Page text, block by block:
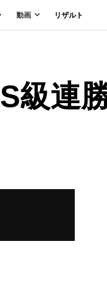
動画 リザルト
級連